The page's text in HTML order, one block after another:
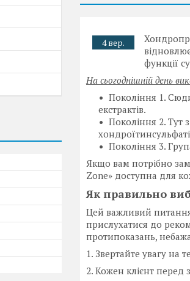
4 вер.
функції
На сьогоднішній день
Покоління 1.
екстрактів.
Покоління 2. Тут
Покоління 3.
Якщо вам потрібно
Zone» доступна для
Як правильно
Цей важливий
прислухатися до
протипоказань,
1. Звертайте увагу
2. Кожен клієнт перед